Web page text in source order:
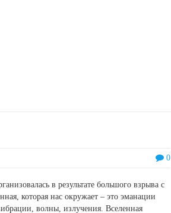
0
в результате большого взрыва с
которая нас окружает – это эманации
волны, излучения. Вселенная